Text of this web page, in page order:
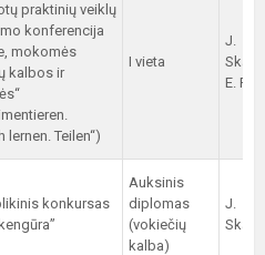
praktinių veiklų
konferencija
mokomės
kalbos ir
lernen. Teilen“)
I vieta
J.
E.
konkursas
Auksinis
diplomas
(vokiečių
kalba)
J.